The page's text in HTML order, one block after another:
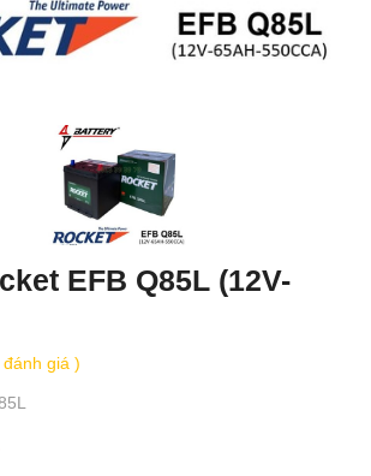
EFB Q85L (12V-
giá )